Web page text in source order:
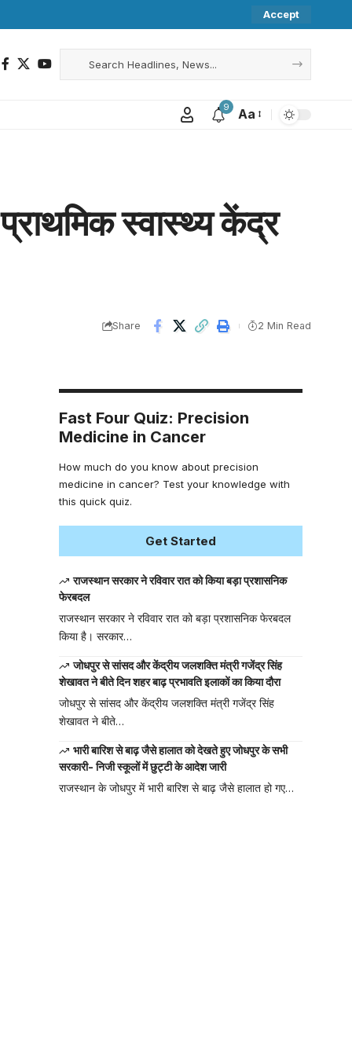
Accept
9 Aa
स्वास्थ्य केंद्र
Share 2 Min Read
Fast Four Quiz: Precision
Medicine in Cancer
How much do you know about precision
medicine in cancer? Test your knowledge with
this quick quiz.
Get Started
राजस्थान सरकार ने रविवार रात को किया बड़ा प्रशासनिक
फेरबदल
राजस्थान सरकार ने रविवार रात को बड़ा प्रशासनिक फेरबदल
किया है। सरकार…
जोधपुर से सांसद और केंद्रीय जलशक्ति मंत्री गजेंद्र सिंह
शेखावत ने बीते दिन शहर बाढ़ प्रभावति इलाकों का किया दौरा
जोधपुर से सांसद और केंद्रीय जलशक्ति मंत्री गजेंद्र सिंह
शेखावत ने बीते…
भारी बारिश से बाढ़ जैसे हालात को देखते हुए जोधपुर के सभी
सरकारी- निजी स्कूलों में छुट्टी के आदेश जारी
राजस्थान के जोधपुर में भारी बारिश से बाढ़ जैसे हालात हो गए…